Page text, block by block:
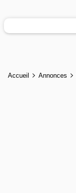
Accueil Annonces